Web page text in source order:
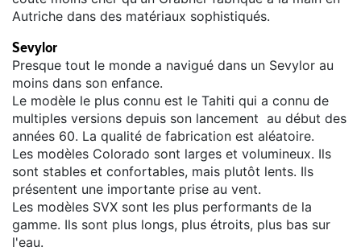
Autriche dans des matériaux sophistiqués.
Sevylor
Presque tout le monde a navigué dans un Sevylor au
moins dans son enfance.
Le modèle le plus connu est le Tahiti qui a connu de
multiples versions depuis son lancement au début des
années 60. La qualité de fabrication est aléatoire.
Les modèles Colorado sont larges et volumineux. Ils
sont stables et confortables, mais plutôt lents. Ils
présentent une importante prise au vent.
Les modèles SVX sont les plus performants de la
gamme. Ils sont plus longs, plus étroits, plus bas sur
l'eau.